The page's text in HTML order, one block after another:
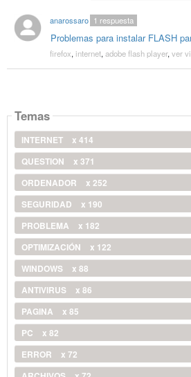
anarossaro
Problemas para instalar FLASH
1 respuesta
firefox, internet, adobe flash player, ver
Temas
INTERNET
x 414
QUESTION
x 371
ORDENADOR
x 252
SEGURIDAD
x 190
PROBLEMA
x 182
OPTIMIZACIÓN
x 122
WINDOWS
x 88
ANTIVIRUS
x 86
PAGINA
x 85
PC
x 82
ERROR
x 72